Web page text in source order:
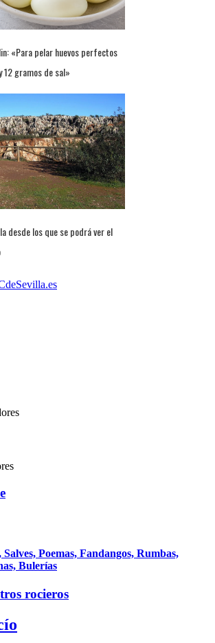
«Para pelar huevos perfectos
12 gramos de sal»
desde los que se podrá ver el
Poemas, Fandangos, Rumbas,
Bulerías
rocieros